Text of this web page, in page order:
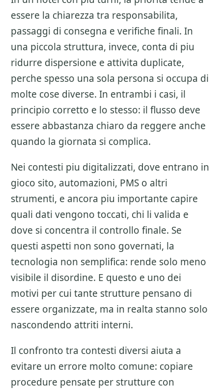
essere la chiarezza tra responsabilita,
passaggi di consegna e verifiche finali. In
una piccola struttura, invece, conta di piu
ridurre dispersione e attivita duplicate,
perche spesso una sola persona si occupa di
molte cose diverse. In entrambi i casi, il
principio corretto e lo stesso: il flusso deve
essere abbastanza chiaro da reggere anche
quando la giornata si complica.
Nei contesti piu digitalizzati, dove entrano in
gioco sito, automazioni, PMS o altri
strumenti, e ancora piu importante capire
quali dati vengono toccati, chi li valida e
dove si concentra il controllo finale. Se
questi aspetti non sono governati, la
tecnologia non semplifica: rende solo meno
visibile il disordine. E questo e uno dei
motivi per cui tante strutture pensano di
essere organizzate, ma in realta stanno solo
nascondendo attriti interni.
Il confronto tra contesti diversi aiuta a
evitare un errore molto comune: copiare
procedure pensate per strutture con